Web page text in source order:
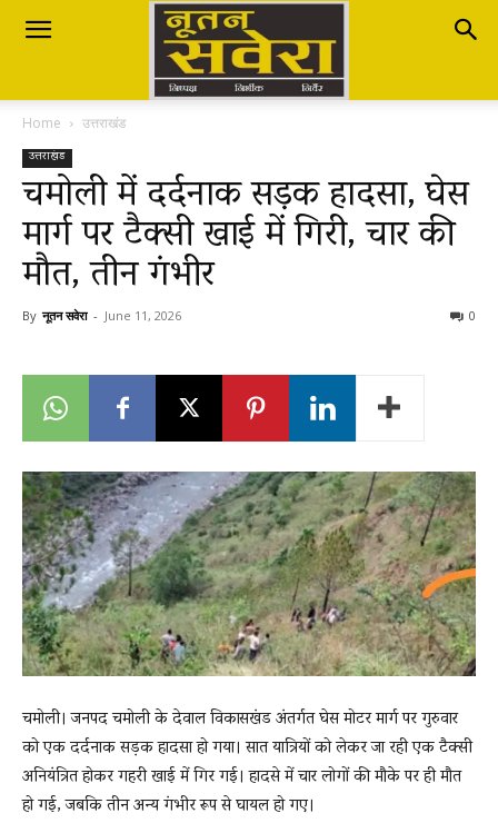
Nutan
Savera
नूतन
सवेरा
Breaking
News
LIVE
Home उत्तराखंड
उत्तराखंड
चमोली में दर्दनाक सड़क हादसा, घेस
मार्ग पर टैक्सी खाई में गिरी, चार की
मौत, तीन गंभीर
By नूतन सवेरा - June 11, 2026 0
चमोली। जनपद चमोली के देवाल विकासखंड अंतर्गत घेस मोटर मार्ग पर गुरुवार
को एक दर्दनाक सड़क हादसा हो गया। सात यात्रियों को लेकर जा रही एक टैक्सी
अनियंत्रित होकर गहरी खाई में गिर गई। हादसे में चार लोगों की मौके पर ही मौत
हो गई, जबकि तीन अन्य गंभीर रूप से घायल हो गए।